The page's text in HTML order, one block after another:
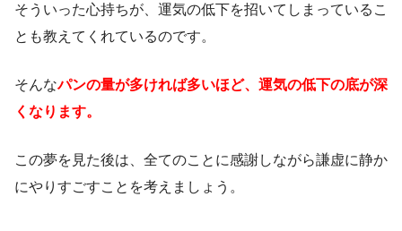
そういった心持ちが、運気の低下を招いてしまっているこ
とも教えてくれているのです。
そんなパンの量が多ければ多いほど、運気の低下の底が深
くなります。
この夢を見た後は、全てのことに感謝しながら謙虚に静か
にやりすごすことを考えましょう。